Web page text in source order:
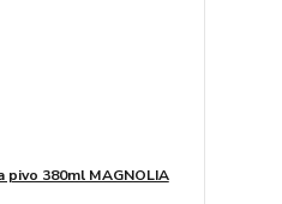
pivo 380ml MAGNOLIA